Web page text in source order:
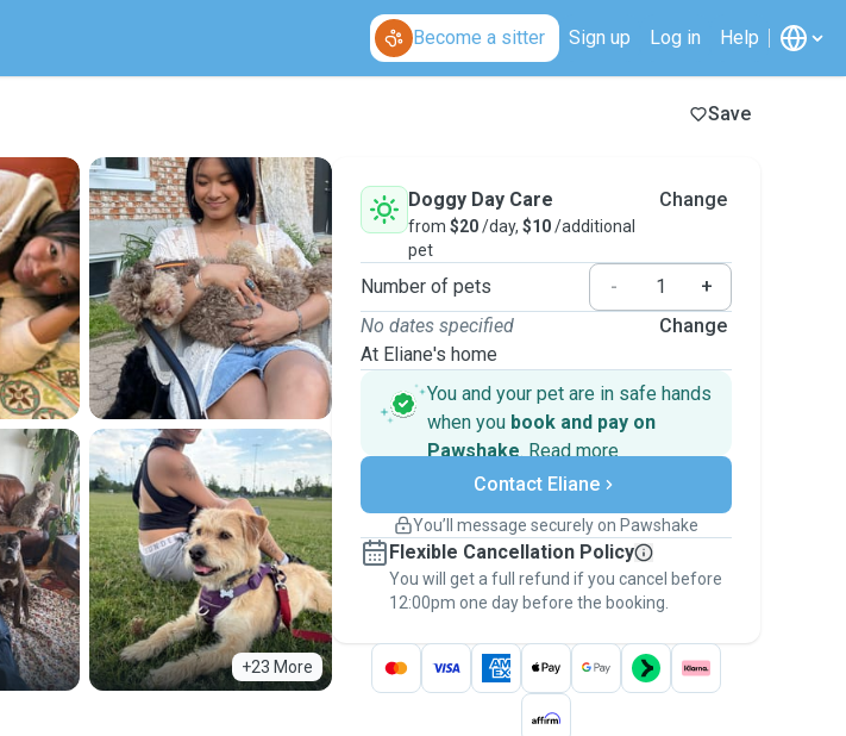
Become a sitter Sign up Log in Help
Save
+23 More
Doggy Day Care
from $20/day, $10/additional
pet
Change
Number of pets -
+
No dates specified
At Eliane's home
Change
You and your pet are in safe hands
when you book and pay on
Pawshake. Read more
Secure payments
Support if plans change
Keep everything on Pawshake - from first
message, to payment - to stay covered by
thePawshake Guarantee.
Contact Eliane
You’ll message securely on Pawshake
Flexible Cancellation Policy
You will get a full refund if you cancel before
12:00pm one day before the booking.